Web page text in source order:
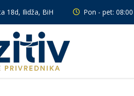
18d, Ilidža, BiH Pon - pet: